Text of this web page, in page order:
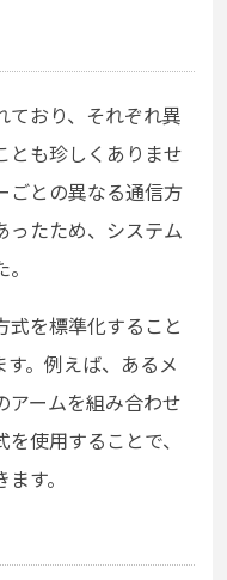
ており、それぞれ異
とも珍しくありませ
ごとの異なる通信方
ったため、システム
式を標準化すること
。例えば、あるメ
アームを組み合わせ
使用することで、
す。